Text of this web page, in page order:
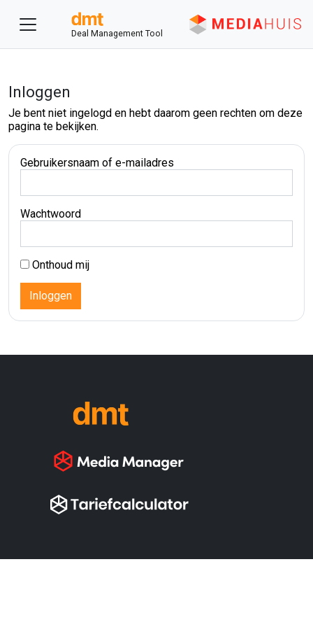
Deal Management Tool
Inloggen
Je bent niet ingelogd en hebt daarom geen rechten om deze
pagina te bekijken.
Gebruikersnaam of e-mailadres
Wachtwoord
Onthoud mij